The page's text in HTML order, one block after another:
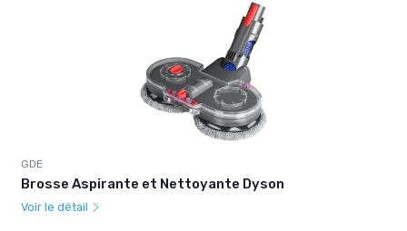
GDE
Brosse Aspirante et Nettoyante Dyson
Voir le détail